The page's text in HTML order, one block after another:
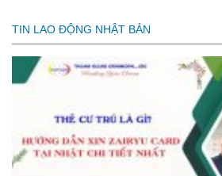
TIN LAO ĐỘNG NHẬT BẢN